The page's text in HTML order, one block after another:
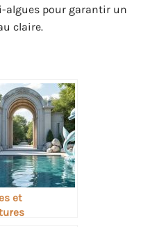
algues pour garantir un
claire.
et